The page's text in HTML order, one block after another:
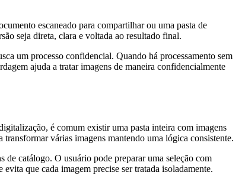
escaneado para compartilhar ou uma pasta de
seja direta, clara e voltada ao resultado final.
um processo confidencial. Quando há processamento sem
ajuda a tratar imagens de maneira confidencialmente
é comum existir uma pasta inteira com imagens
várias imagens mantendo uma lógica consistente.
catálogo. O usuário pode preparar uma seleção com
que cada imagem precise ser tratada isoladamente.